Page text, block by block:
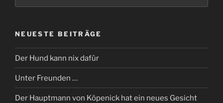
NEUESTE BEITRÄGE
Der Hund kann nix dafür
Unter Freunden …
Der Hauptmann von Köpenick hat ein neues Gesicht